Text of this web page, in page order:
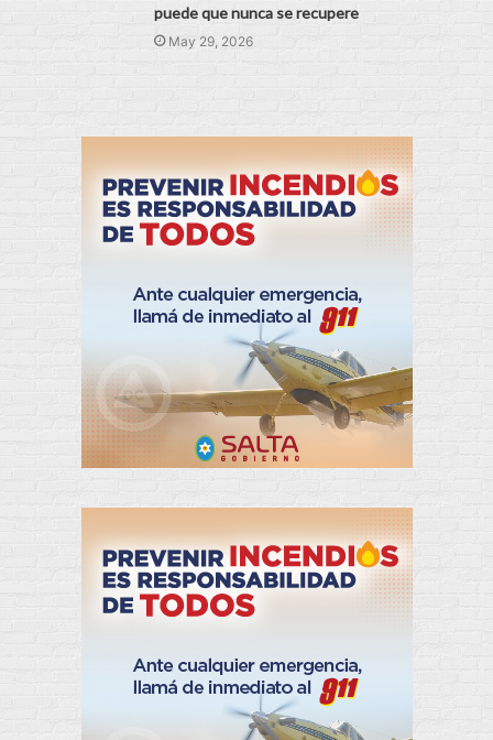
puede que nunca se recupere
May 29, 2026